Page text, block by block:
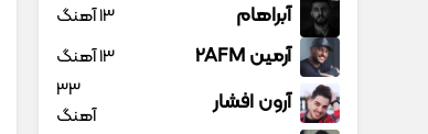
آبراهام 13 آهنگ
آرمین 2AFM 13 آهنگ
آرون افشار
33
آهنگ